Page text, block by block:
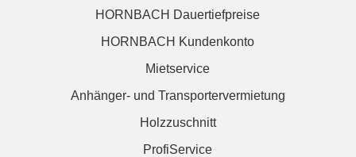
HORNBACH Dauertiefpreise
HORNBACH Kundenkonto
Mietservice
Anhänger- und Transportervermietung
Holzzuschnitt
ProfiService